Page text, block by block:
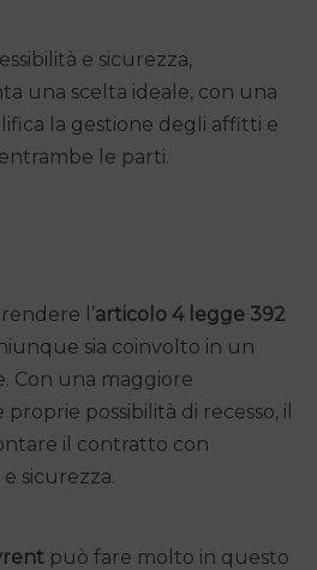
e sicurezza,
una scelta ideale, con una
la gestione degli affitti e
le parti.
l’articolo 4 legge 392
sia coinvolto in un
Con una maggiore
possibilità di recesso, il
il contratto con
sicurezza.
può fare molto in questo